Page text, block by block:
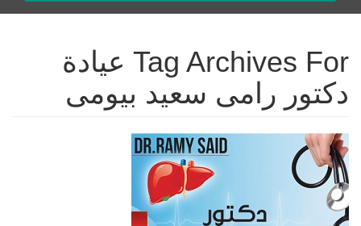
Tag Archives For عيادة
دكتور رامى سعيد بيومى